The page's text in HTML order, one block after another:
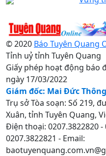
© 2020 Báo Tuyên Quang
Tỉnh uỷ tỉnh Tuyên Quang
Giấy phép hoạt động báo
ngày 17/03/2022
Giám đốc: Mai Đức Thông
Trụ sở Tòa soạn: Số 219,
Xuân, tỉnh Tuyên Quang,
Điện thoại: 0207.3822820 -
0207.3822821 - Email: